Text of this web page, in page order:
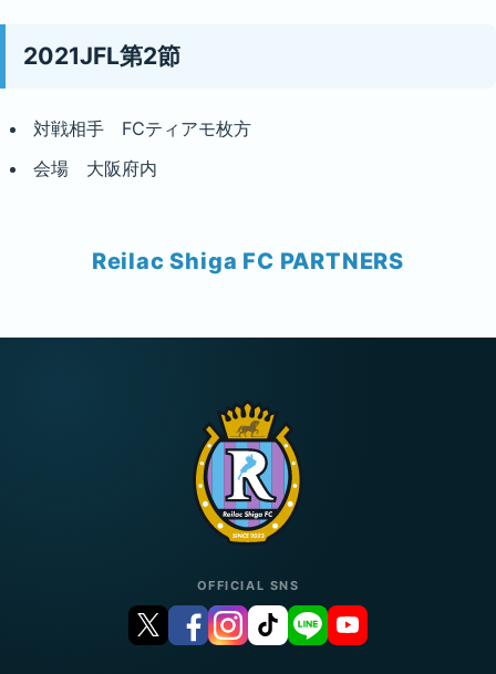
2021JFL第2節
対戦相手 FCティアモ枚方
会場 大阪府内
Reilac Shiga FC PARTNERS
OFFICIAL SNS